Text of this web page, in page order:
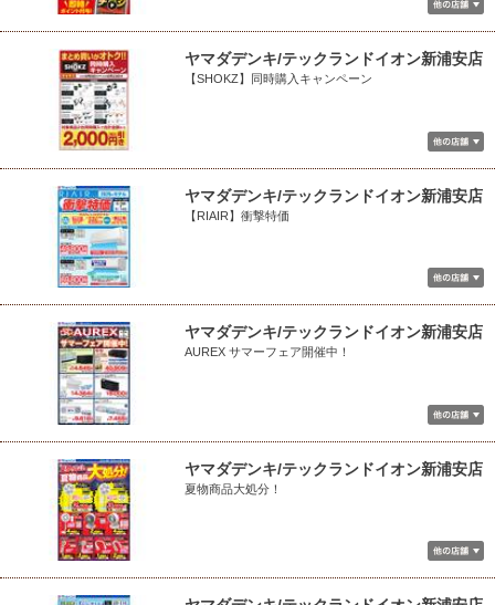
ヤマダデンキ/テックランドイオン新浦安店
【SHOKZ】同時購入キャンペーン
ヤマダデンキ/テックランドイオン新浦安店
【RIAIR】衝撃特価
ヤマダデンキ/テックランドイオン新浦安店
AUREX サマーフェア開催中！
ヤマダデンキ/テックランドイオン新浦安店
夏物商品大処分！